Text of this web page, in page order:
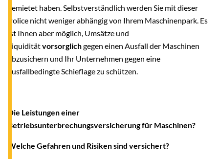
gemietet haben. Selbstverständlich werden Sie mit dieser
Police nicht weniger abhängig von Ihrem Maschinenpark. Es
ist Ihnen aber möglich, Umsätze und
Liquiditätvorsorglichgegen einen Ausfall der Maschinen
abzusichern und Ihr Unternehmen gegen eine
ausfallbedingte Schieflage zu schützen.
Die Leistungen einer
Betriebsunterbrechungsversicherung für Maschinen?
Welche Gefahren und Risiken sind versichert?